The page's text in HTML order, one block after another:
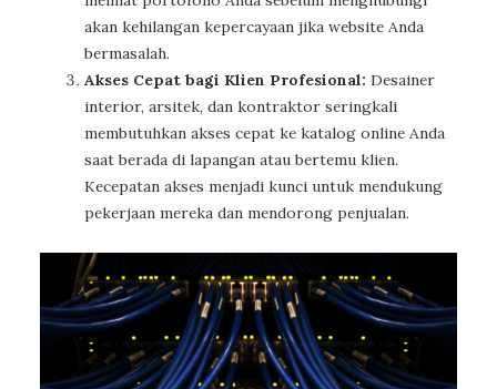
akan kehilangan kepercayaan jika website Anda
bermasalah.
Akses Cepat bagi Klien Profesional: Desainer
interior, arsitek, dan kontraktor seringkali
membutuhkan akses cepat ke katalog online Anda
saat berada di lapangan atau bertemu klien.
Kecepatan akses menjadi kunci untuk mendukung
pekerjaan mereka dan mendorong penjualan.